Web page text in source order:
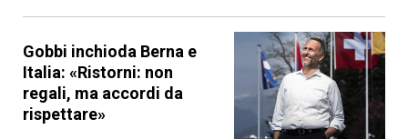
Gobbi inchioda Berna e
Italia: «Ristorni: non
regali, ma accordi da
rispettare»